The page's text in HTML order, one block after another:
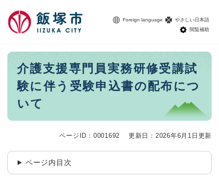
Foreign language
やさしい日本語
閲覧補助
本
介護支援専門員実務研修受講試
験に伴う受験申込書の配布につ
いて
ページID：0001692 更新日：2026年6月1日更新
ページ内目次